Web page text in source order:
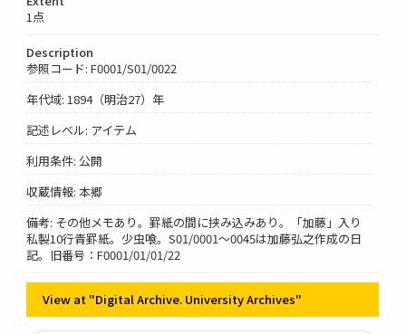
1点
Description
参照コード: F0001/S01/0022
年代域: 1894（明治27）年
記述レベル: アイテム
利用条件: 公開
収蔵情報: 本郷
備考: その他メモあり。罫紙の間に挟み込みあり。「加藤」入り
私製10行青罫紙。少虫喰。S01/0001～0045は加藤弘之作成の日
記。旧番号：F0001/01/01/22
View at "Digital Archive. University Archives"